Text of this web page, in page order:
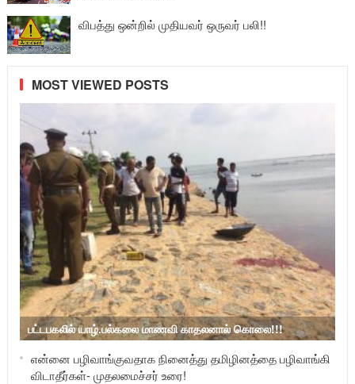
விபத்து ஒன்றில் முதியவர் ஒருவர் பலி!!
MOST VIEWED POSTS
பட்டபகலில் யாழ்.பல்கலை மாணவி காதலனால் கொலை!!!
என்னை பழிவாங்குவதாக நினைத்து தமிழினத்தை பழிவாங்கி
விடாதீர்கள்- முதலமைச்சர் உரை!